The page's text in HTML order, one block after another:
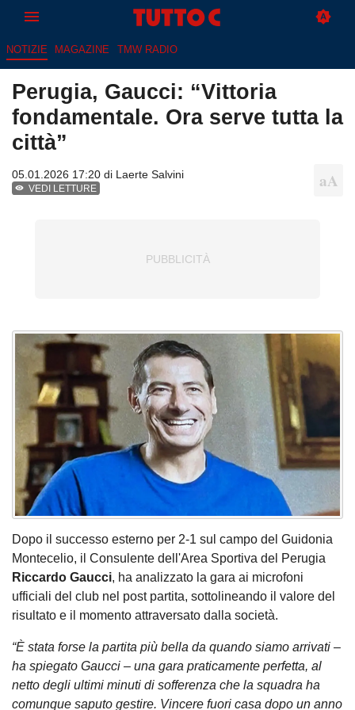
NOTIZIE MAGAZINE TMW RADIO
Perugia, Gaucci: “Vittoria
fondamentale. Ora serve tutta la
città”
05.01.2026 17:20 di Laerte Salvini
VEDI LETTURE
Dopo il successo esterno per 2-1 sul campo del Guidonia
Montecelio, il Consulente dell'Area Sportiva del Perugia
Riccardo Gaucci, ha analizzato la gara ai microfoni
ufficiali del club nel post partita, sottolineando il valore del
risultato e il momento attraversato dalla società.
“È stata forse la partita più bella da quando siamo arrivati –
ha spiegato Gaucci – una gara praticamente perfetta, al
netto degli ultimi minuti di sofferenza che la squadra ha
comunque saputo gestire. Vincere fuori casa dopo un anno